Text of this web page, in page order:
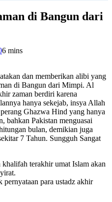
di Bangun dari
6 mins
dan memberikan alibi yang
di Bangun dari Mimpi. Al
zaman berdiri karena
hanya sekejab, insya Allah
Ghazwa Hind yang hanya
bahkan Pakistan menguasai
bulan, demikian juga
7 Tahun. Sungguh Sangat
terakhir umat Islam akan
pernyataan para ustadz akhir